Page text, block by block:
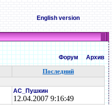
English version
Форум Архив
Последний
AC_Пyшкин
12.04.2007 9:16:49